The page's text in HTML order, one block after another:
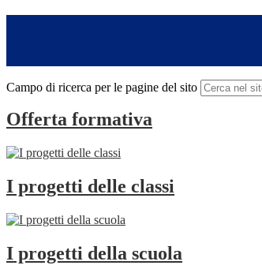
Campo di ricerca per le pagine del sito
Offerta formativa
I progetti delle classi
I progetti della scuola